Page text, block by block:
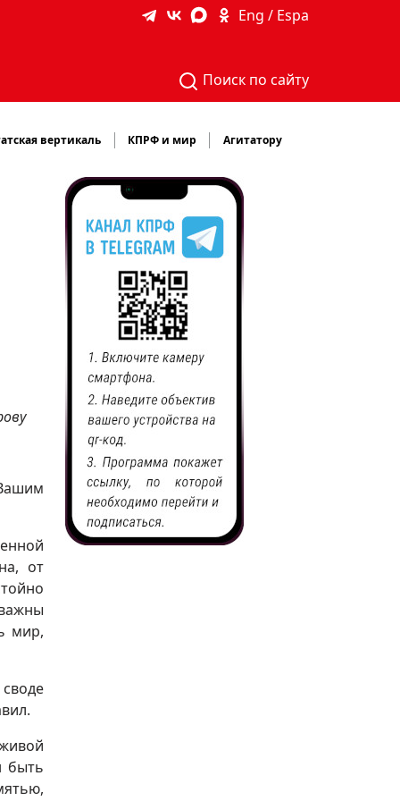
Eng / Espa
Поиск по сайту
вертикаль КПРФ и мир Агитатору
от
мир,
быть